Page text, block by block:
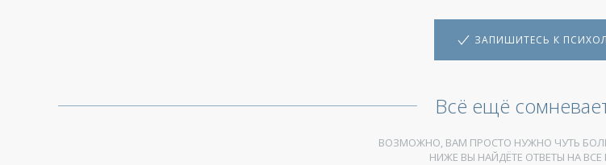
ЗАПИШИТЕСЬ К
Всё ещё
ВОЗМОЖНО, ВАМ ПРОСТО НУЖНО ЧУТЬ
НИЖЕ ВЫ НАЙДЁТЕ ОТВЕТЫ НА